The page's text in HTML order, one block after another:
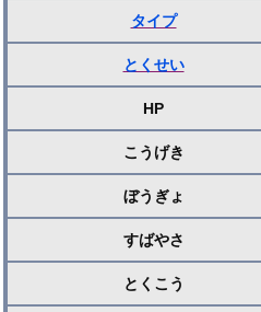
タイプ
とくせい
HP
こうげき
ぼうぎょ
すばやさ
とくこう